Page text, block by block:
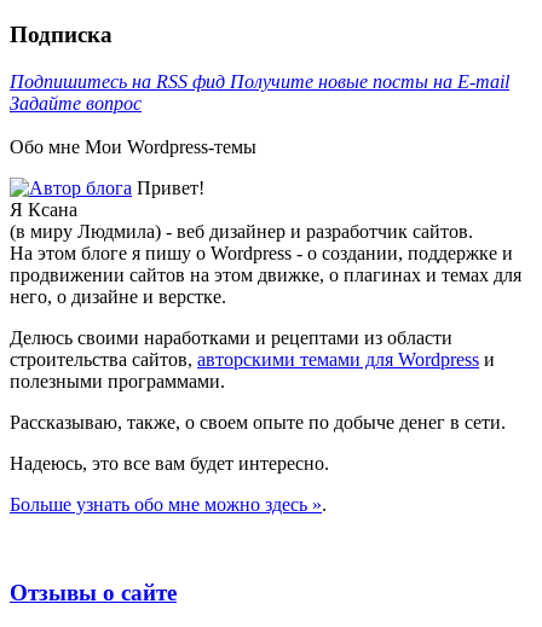
Подписка
Подпишитесь на RSS фид Получите новые посты на E-mail
Задайте вопрос
Обо мне Мои Wordpress-темы
Привет!
Я Ксана
(в миру Людмила) - веб дизайнер и разработчик сайтов.
На этом блоге я пишу о Wordpress - о создании, поддержке и
продвижении сайтов на этом движке, о плагинах и темах для
него, о дизайне и верстке.
Делюсь своими наработками и рецептами из области
строительства сайтов, авторскими темами для Wordpress и
полезными программами.
Рассказываю, также, о своем опыте по добыче денег в сети.
Надеюсь, это все вам будет интересно.
Больше узнать обо мне можно здесь ».
Отзывы о сайте